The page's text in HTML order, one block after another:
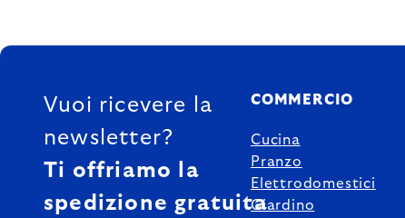
FOOTER
Vuoi ricevere la
newsletter?
Ti offriamo la
spedizione gratuita
COMMERCIO
Cucina
Pranzo
Elettrodomestici
Giardino